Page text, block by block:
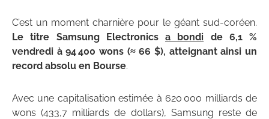
C’est un moment charnière pour le géant sud-coréen.
Le titre Samsung Electronics a bondi de 6,1 %
vendredi à 94 400 wons (≈ 66 $), atteignant ainsi un
record absolu en Bourse.
Avec une capitalisation estimée à 620 000 milliards de
wons (433,7 milliards de dollars), Samsung reste de